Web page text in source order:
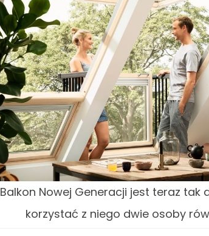
Balkon Nowej Generacji jest teraz tak
korzystać z niego dwie osoby